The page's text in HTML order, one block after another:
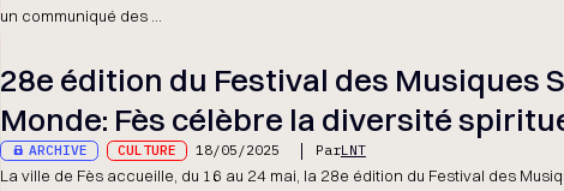
un communiqué des ...
28e édition du Festival des Musiques
Monde: Fès célèbre la diversité
ARCHIVE CULTURE 18/05/2025 ParLNT
La ville de Fès accueille, du 16 au 24 mai, la 28e édition du Festival des